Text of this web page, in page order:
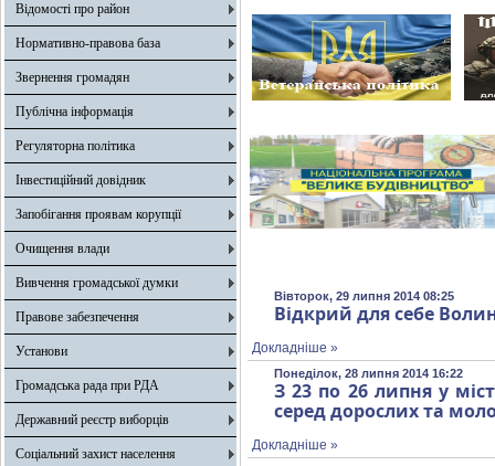
Відомості про район
Нормативно-правова база
Звернення громадян
Публічна інформація
Регуляторна політика
Інвестиційний довідник
Запобігання проявам корупції
Очищення влади
Вивчення громадської думки
Правове забезпечення
Установи
Громадська рада при РДА
Державний реєстр виборців
Соціальний захист населення
Вівторок, 29 липня 2014 08:25
Відкрий для себе
Докладніше »
Понеділок, 28 липня 2014 16:22
З 23 по 26 липня у
серед дорослих та
Докладніше »